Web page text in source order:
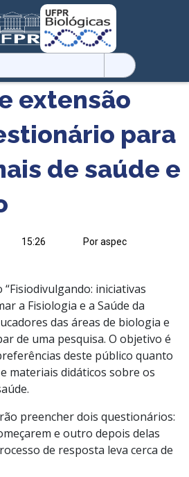
extensão
para
de saúde e
15:26 Por aspec
iniciativas
a Fisiologia e a Saúde da
das áreas de biologia e
de uma pesquisa. O objetivo é
deste público quanto
materiais didáticos sobre os
preencher dois questionários:
e outro depois delas
de resposta leva cerca de